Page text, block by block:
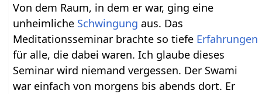
Von dem Raum, in dem er war, ging eine
unheimliche Schwingung aus. Das
Meditationsseminar brachte so tiefe Erfahrungen
für alle, die dabei waren. Ich glaube dieses
Seminar wird niemand vergessen. Der Swami
war einfach von morgens bis abends dort. Er